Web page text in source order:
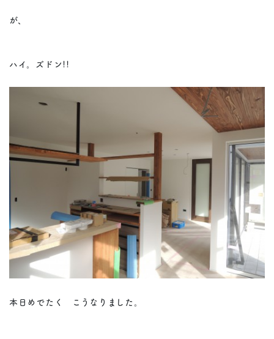
が、
ハイ。ズドン!!
本日めでたく こうなりました。